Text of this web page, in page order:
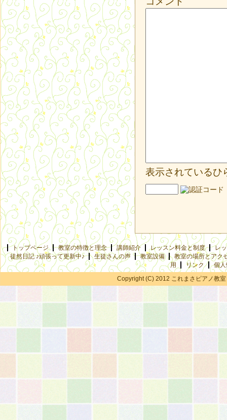
表示されているひ
トップページ 教室の特徴と理念 講師紹介 レッスン料金と制度
レ
徒然日記 ♪頑張って更新中♪
生徒さんの声 教室設備
教室の場所とアク
用
リンク
個
Copyright (C) 2012 これまさピアノ教